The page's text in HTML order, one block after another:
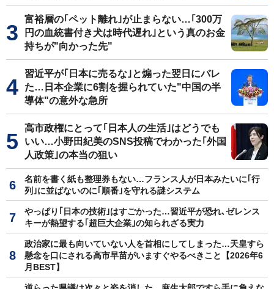
富裕層の｢ペット離れ｣が止まらない…｢300万
円の血統書付き犬は時代遅れ｣という真のお金
持ちが"向かった先"
習近平が｢日本に売るな｣と煽った翌日にバレ
た…日本企業に6割を握られていた"中国の半
導体"の意外な急所
高市政権にとって｢日本人の生活｣はどうでも
いい…小野田紀美のSNS投稿でわかった｢外国
人政策｣の本当の狙い
名前を書く紙も整理券もない…フランス人が日本みたいに｢行
列｣に並ばないのに｢順番｣を守れる謎システム
やっぱり｢日本の技術｣はすごかった…習近平が恐れ､ゼレンス
キーが熱望する｢超巨大企業｣の知られざる実力
政治家に最も向いていない人を首相にしてしまった…天皇すら
懸念を口にされる高市早苗がいますぐやるべきこと【2026年6
月BEST】